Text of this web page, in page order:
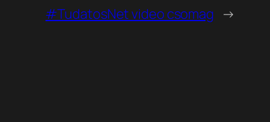
#TudatosNet video csomag →